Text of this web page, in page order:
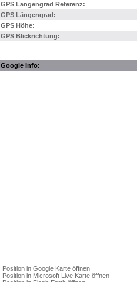
GPS Längengrad Referenz:
GPS Längengrad:
GPS Höhe:
GPS Blickrichtung:
Google Info:
Position in Google Karte öffnen
Position in Microsoft Live Karte öffnen